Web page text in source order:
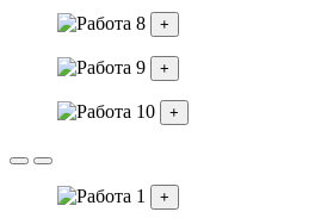
+
+
+
+